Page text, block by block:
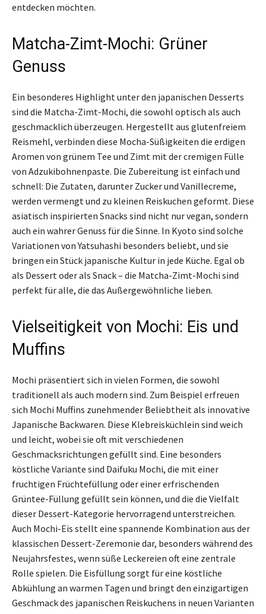
entdecken möchten.
Matcha-Zimt-Mochi: Grüner
Genuss
Ein besonderes Highlight unter den japanischen Desserts
sind die Matcha-Zimt-Mochi, die sowohl optisch als auch
geschmacklich überzeugen. Hergestellt aus glutenfreiem
Reismehl, verbinden diese Mocha-Süßigkeiten die erdigen
Aromen von grünem Tee und Zimt mit der cremigen Fülle
von Adzukibohnenpaste. Die Zubereitung ist einfach und
schnell: Die Zutaten, darunter Zucker und Vanillecreme,
werden vermengt und zu kleinen Reiskuchen geformt. Diese
asiatisch inspirierten Snacks sind nicht nur vegan, sondern
auch ein wahrer Genuss für die Sinne. In Kyoto sind solche
Variationen von Yatsuhashi besonders beliebt, und sie
bringen ein Stück japanische Kultur in jede Küche. Egal ob
als Dessert oder als Snack – die Matcha-Zimt-Mochi sind
perfekt für alle, die das Außergewöhnliche lieben.
Vielseitigkeit von Mochi: Eis und
Muffins
Mochi präsentiert sich in vielen Formen, die sowohl
traditionell als auch modern sind. Zum Beispiel erfreuen
sich Mochi Muffins zunehmender Beliebtheit als innovative
Japanische Backwaren. Diese Klebreisküchlein sind weich
und leicht, wobei sie oft mit verschiedenen
Geschmacksrichtungen gefüllt sind. Eine besonders
köstliche Variante sind Daifuku Mochi, die mit einer
fruchtigen Früchtefüllung oder einer erfrischenden
Grüntee-Füllung gefüllt sein können, und die die Vielfalt
dieser Dessert-Kategorie hervorragend unterstreichen.
Auch Mochi-Eis stellt eine spannende Kombination aus der
klassischen Dessert-Zeremonie dar, besonders während des
Neujahrsfestes, wenn süße Leckereien oft eine zentrale
Rolle spielen. Die Eisfüllung sorgt für eine köstliche
Abkühlung an warmen Tagen und bringt den einzigartigen
Geschmack des japanischen Reiskuchens in neuen Varianten